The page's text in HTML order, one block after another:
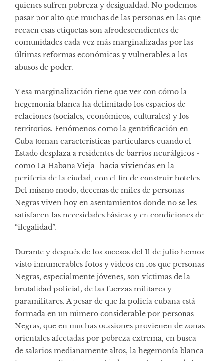
quienes sufren pobreza y desigualdad. No podemos
pasar por alto que muchas de las personas en las que
recaen esas etiquetas son afrodescendientes de
comunidades cada vez más marginalizadas por las
últimas reformas económicas y vulnerables a los
abusos de poder.
Y esa marginalización tiene que ver con cómo la
hegemonía blanca ha delimitado los espacios de
relaciones (sociales, económicos, culturales) y los
territorios. Fenómenos como la gentrificación en
Cuba toman características particulares cuando el
Estado desplaza a residentes de barrios neurálgicos -
como La Habana Vieja- hacia viviendas en la
periferia de la ciudad, con el fin de construir hoteles.
Del mismo modo, decenas de miles de personas
Negras viven hoy en asentamientos donde no se les
satisfacen las necesidades básicas y en condiciones de
“ilegalidad”.
Durante y después de los sucesos del 11 de julio hemos
visto innumerables fotos y videos en los que personas
Negras, especialmente jóvenes, son víctimas de la
brutalidad policial, de las fuerzas militares y
paramilitares. A pesar de que la policía cubana está
formada en un número considerable por personas
Negras, que en muchas ocasiones provienen de zonas
orientales afectadas por pobreza extrema, en busca
de salarios medianamente altos, la hegemonía blanca